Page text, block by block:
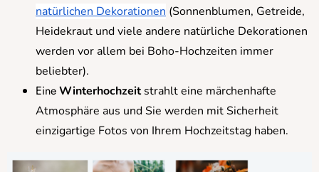
natürlichen Dekorationen (Sonnenblumen, Getreide,
Heidekraut und viele andere natürliche Dekorationen
werden vor allem bei Boho-Hochzeiten immer
beliebter).
EineWinterhochzeitstrahlt eine märchenhafte
Atmosphäre aus und Sie werden mit Sicherheit
einzigartige Fotos von Ihrem Hochzeitstag haben.